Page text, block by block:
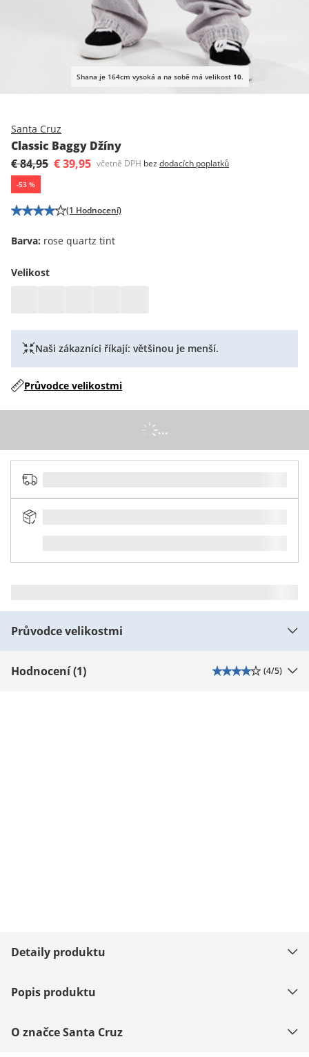
Shana je 164cm vysoká a na sobě má velikost 10.
Santa Cruz
Classic Baggy Džíny
€ 84,95 € 39,95 včetně DPH bez dodacích poplatků
-53 %
(1 Hodnocení)
Barva: rose quartz tint
Velikost
Naši zákazníci říkají: většinou je menší.
Průvodce velikostmi
...
Průvodce velikostmi
Hodnocení (1) (4/5)
Detaily produktu
Popis produktu
O značce Santa Cruz